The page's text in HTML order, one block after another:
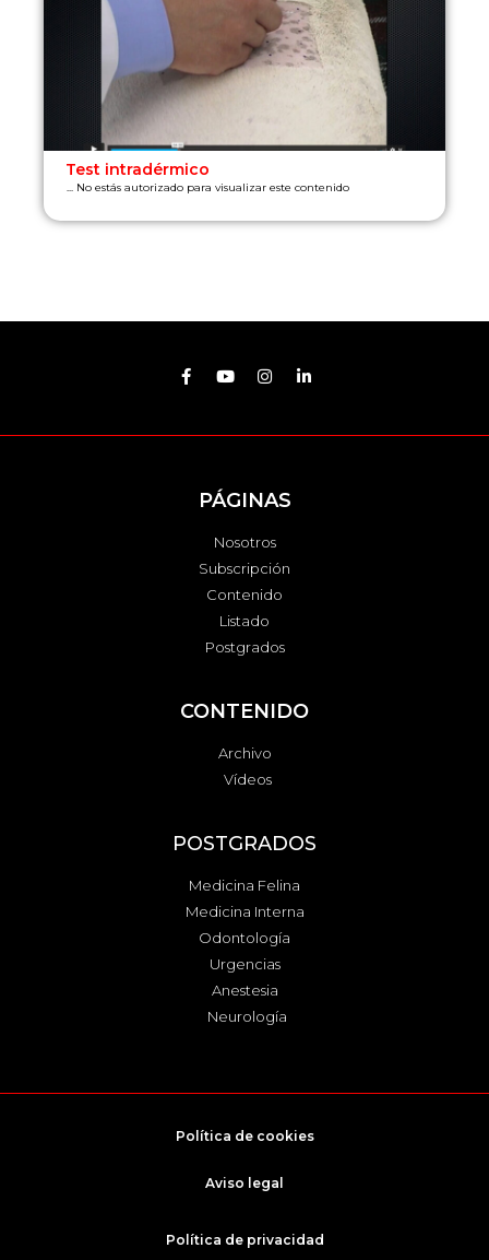
Test intradérmico
... No estás autorizado para visualizar este contenido
PÁGINAS
Nosotros
Subscripción
Contenido
Listado
Postgrados
CONTENIDO
Archivo
Vídeos
POSTGRADOS
Medicina Felina
Medicina Interna
Odontología
Urgencias
Anestesia
Neurología
Política de cookies
Aviso legal
Política de privacidad